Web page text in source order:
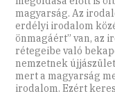
magyarság. Az
erdélyi irodalom
önmagáért” van, az
rétegeibe való
nemzetnek
mert a magyarság
irodalom. Ezért